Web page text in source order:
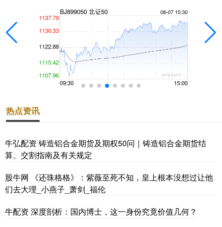
热点资讯
牛弘配资 铸造铝合金期货及期权50问｜铸造铝合金期货结
算、交割指南及有关规定
股牛网 《还珠格格》：紫薇至死不知，皇上根本没想过让他
们去大理_小燕子_萧剑_福伦
牛配资 深度剖析：国内博士，这一身份究竟价值几何？